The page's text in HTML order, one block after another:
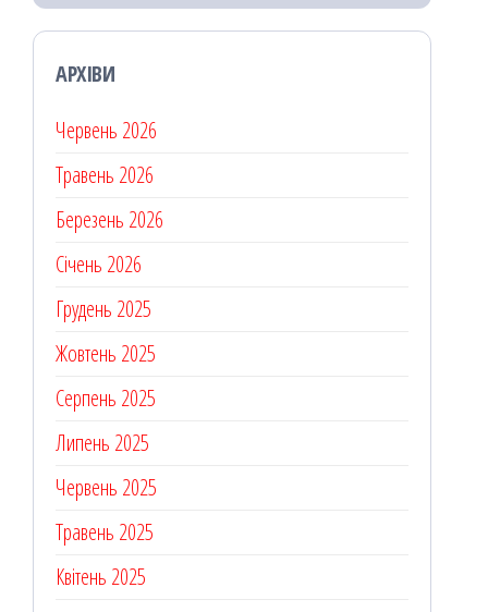
АРХІВИ
Червень 2026
Травень 2026
Березень 2026
Січень 2026
Грудень 2025
Жовтень 2025
Серпень 2025
Липень 2025
Червень 2025
Травень 2025
Квітень 2025